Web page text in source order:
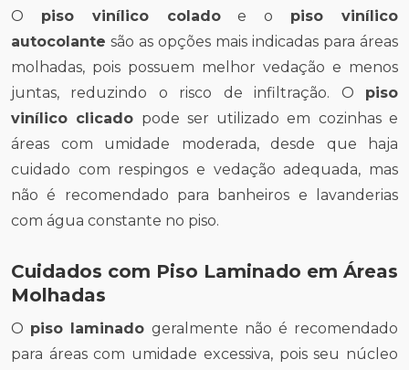
O piso vinílico coladoe o piso vinílico
autocolante são as opções mais indicadas para áreas
molhadas, pois possuem melhor vedação e menos
juntas, reduzindo o risco de infiltração. O piso
vinílico clicado pode ser utilizado em cozinhas e
áreas com umidade moderada, desde que haja
cuidado com respingos e vedação adequada, mas
não é recomendado para banheiros e lavanderias
com água constante no piso.
Cuidados com Piso Laminado em Áreas
Molhadas
O piso laminado geralmente não é recomendado
para áreas com umidade excessiva, pois seu núcleo